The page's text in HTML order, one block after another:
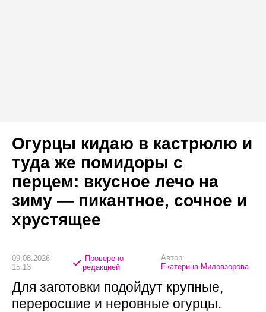
Огурцы кидаю в кастрюлю и
туда же помидоры с
перцем: вкусное лечо на
зиму — пикантное, сочное и
хрустящее
09.08.2026
15:13
Проверено
редакцией
Автор:
Екатерина Миловзорова
Для заготовки подойдут крупные,
переросшие и неровные огурцы.